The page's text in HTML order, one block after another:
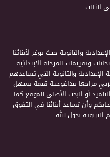
الثالث
والثانوية حيث يوفر لأبنائنا
وتقييمات للمرحلة الإبتدائية
والثانوية التي تساعدهم
مراجعا بيداغوجية قيمة يسهل
أو البحث الأصلي للموقع كما
وأن تساعد أبنائنا في التفوق
بحول الله